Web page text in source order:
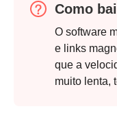
Como
O software
e links
que a
muito lenta,